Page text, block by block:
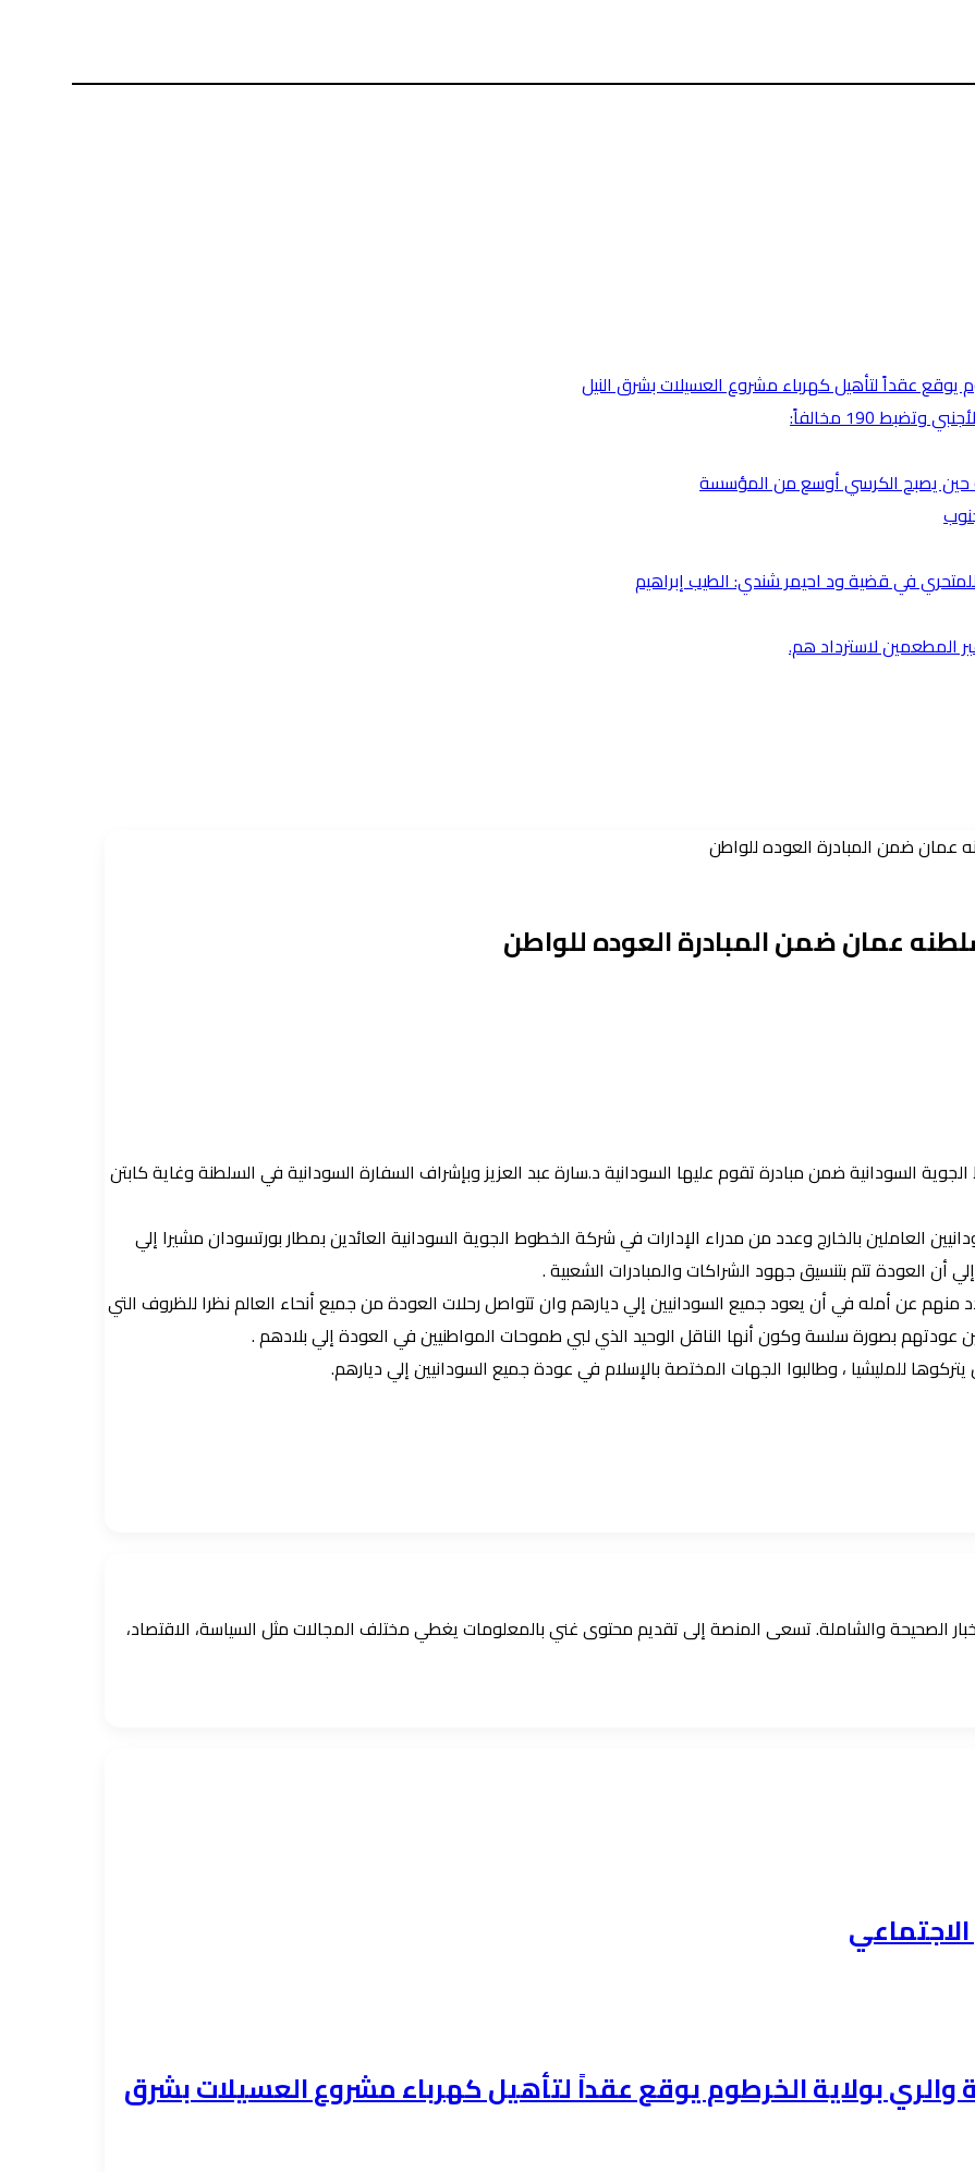
يوقع عقداً لتأهيل كهرباء مشروع العسيلات بشرق النيل
190 مخالفاً:
حين يصبح الكرسي أوسع من المؤسسة
في قضية ود احيمر شندي: الطيب إبراهيم
المطعمين لاسترداد هم.
السودانية ضمن مبادرة تقوم عليها السودانية د.سارة عبد العزيز وبإشراف السفارة السودانية في السلطنة وغاية كابتن
العاملين بالخارج وعدد من مدراء الإدارات في شركة الخطوط الجوية السودانية العائدين بمطار بورتسودان مشيرا إلي
أن العودة تتم بتنسيق جهود الشراكات والمبادرات الشعبية .
منهم عن أمله في أن يعود جميع السودانيين إلي ديارهم وان تتواصل رحلات العودة من جميع أنحاء العالم نظرا للظروف التي
عودتهم بصورة سلسة وكون أنها الناقل الوحيد الذي لبي طموحات المواطنيين في العودة إلي بلادهم .
للمليشيا ، وطالبوا الجهات المختصة بالإسلام في عودة جميع السودانيين إلي ديارهم.
الصحيحة والشاملة. تسعى المنصة إلى تقديم محتوى غني بالمعلومات يغطي مختلف المجالات مثل السياسة، الاقتصاد،
والري بولاية الخرطوم يوقع عقداً لتأهيل كهرباء مشروع العسيلات بشرق